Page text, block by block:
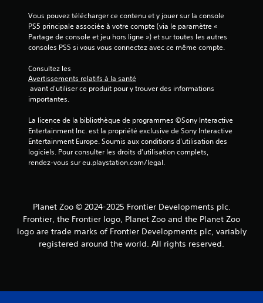
Vous pouvez télécharger ce contenu et y jouer sur la console
PS5 principale associée à votre compte (via le paramètre «
Partage de console et jeu hors ligne ») et sur toutes les autres
consoles PS5 si vous vous connectez avec ce même compte.
Consultez les
Avertissements relatifs à la santé
importantes.
La licence de la bibliothèque de programmes ©Sony Interactive
Entertainment Inc. est la propriété exclusive de Sony Interactive
Entertainment Europe. Soumis aux conditions d’utilisation des
logiciels. Pour consulter les droits d’utilisation complets,
rendez-vous sur eu.playstation.com/legal.
Planet Zoo © 2024-2025 Frontier Developments plc.
Frontier, the Frontier logo, Planet Zoo and the Planet Zoo
logo are trade marks of Frontier Developments plc, variably
registered around the world. All rights reserved.